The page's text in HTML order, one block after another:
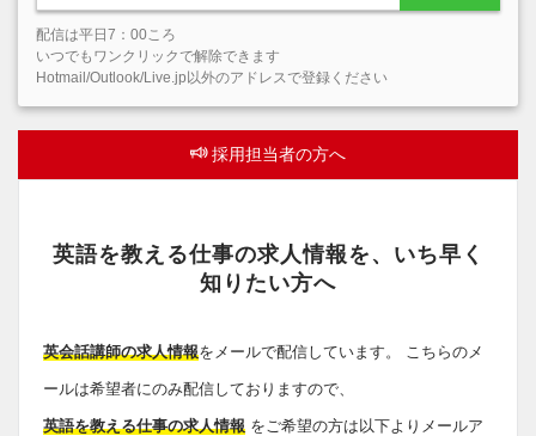
配信は平日7：00ころ
いつでもワンクリックで解除できます
Hotmail/Outlook/Live.jp以外のアドレスで登録ください
採用担当者の方へ
英語を教える仕事の求人情報を、いち早く
知りたい方へ
英会話講師の求人情報をメールで配信しています。 こちらのメ
ールは希望者にのみ配信しておりますので、
英語を教える仕事の求人情報 をご希望の方は以下よりメールア